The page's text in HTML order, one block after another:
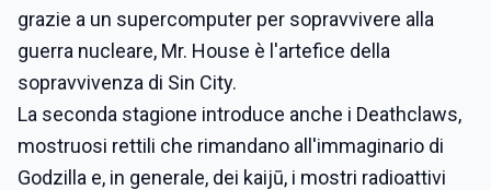
grazie a un supercomputer per sopravvivere alla
guerra nucleare, Mr. House è l'artefice della
sopravvivenza di Sin City.
La seconda stagione introduce anche i Deathclaws,
mostruosi rettili che rimandano all'immaginario di
Godzilla e, in generale, dei kaijū, i mostri radioattivi